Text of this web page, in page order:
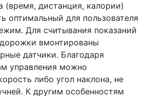
(время, дистанция, калории)
оптимальный для пользователя
Для считывания показаний
вмонтированы
датчики. Благодаря
управления можно
либо угол наклона, не
К другим особенностям